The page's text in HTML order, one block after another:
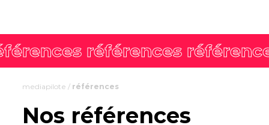
mediapilote / références
Nos références